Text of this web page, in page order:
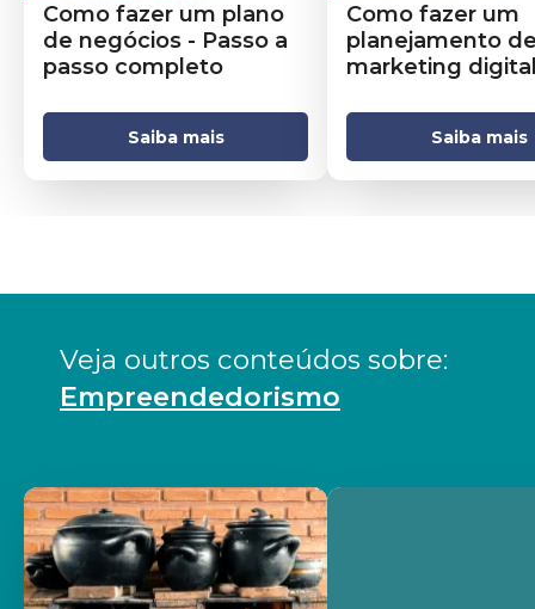
Como fazer um plano
de negócios - Passo a
passo completo
Saiba mais
Como fazer um
planejamento
marketing
Saiba mais
Empreendedorismo